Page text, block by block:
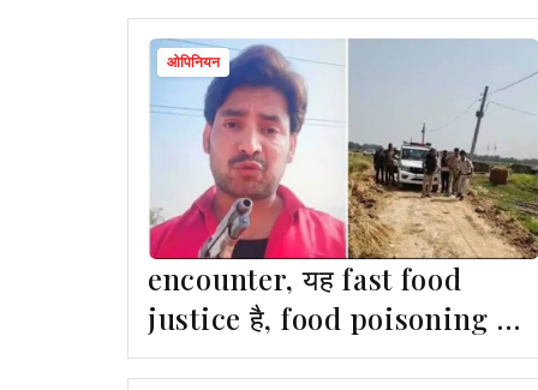
ओपिनियन
encounter, यह fast food
justice है, food poisoning का
खतरा हमेशा रहता है